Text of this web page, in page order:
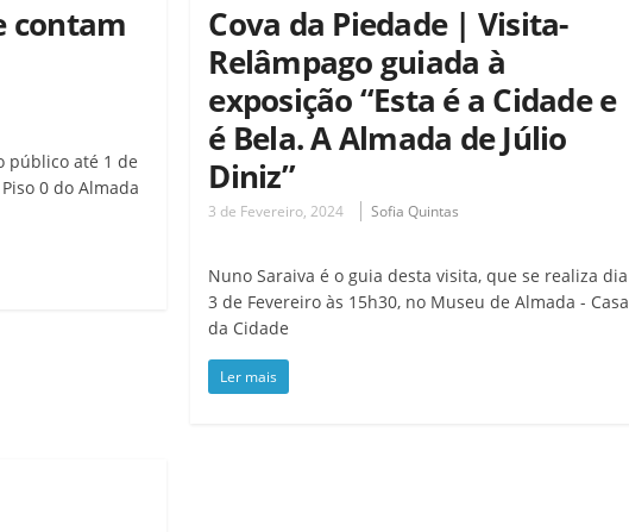
contam
público até 1 de
0 do Almada
Cova da Piedade | Visita-
Relâmpago guiada à
exposição “Esta é a Cidade e
é Bela. A Almada de Júlio
Diniz”
3 de Fevereiro, 2024 Sofia Quintas
Nuno Saraiva é o guia desta visita, que se realiza dia
3 de Fevereiro às 15h30, no Museu de Almada - Casa
da Cidade
Ler mais